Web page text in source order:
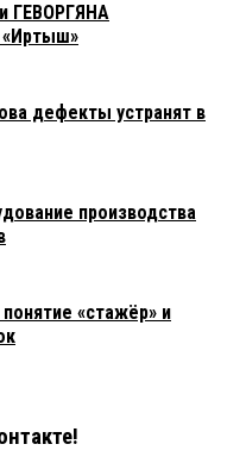
ГЕВОРГЯНА
«Иртыш»
дефекты устранят в
производства
«стажёр» и